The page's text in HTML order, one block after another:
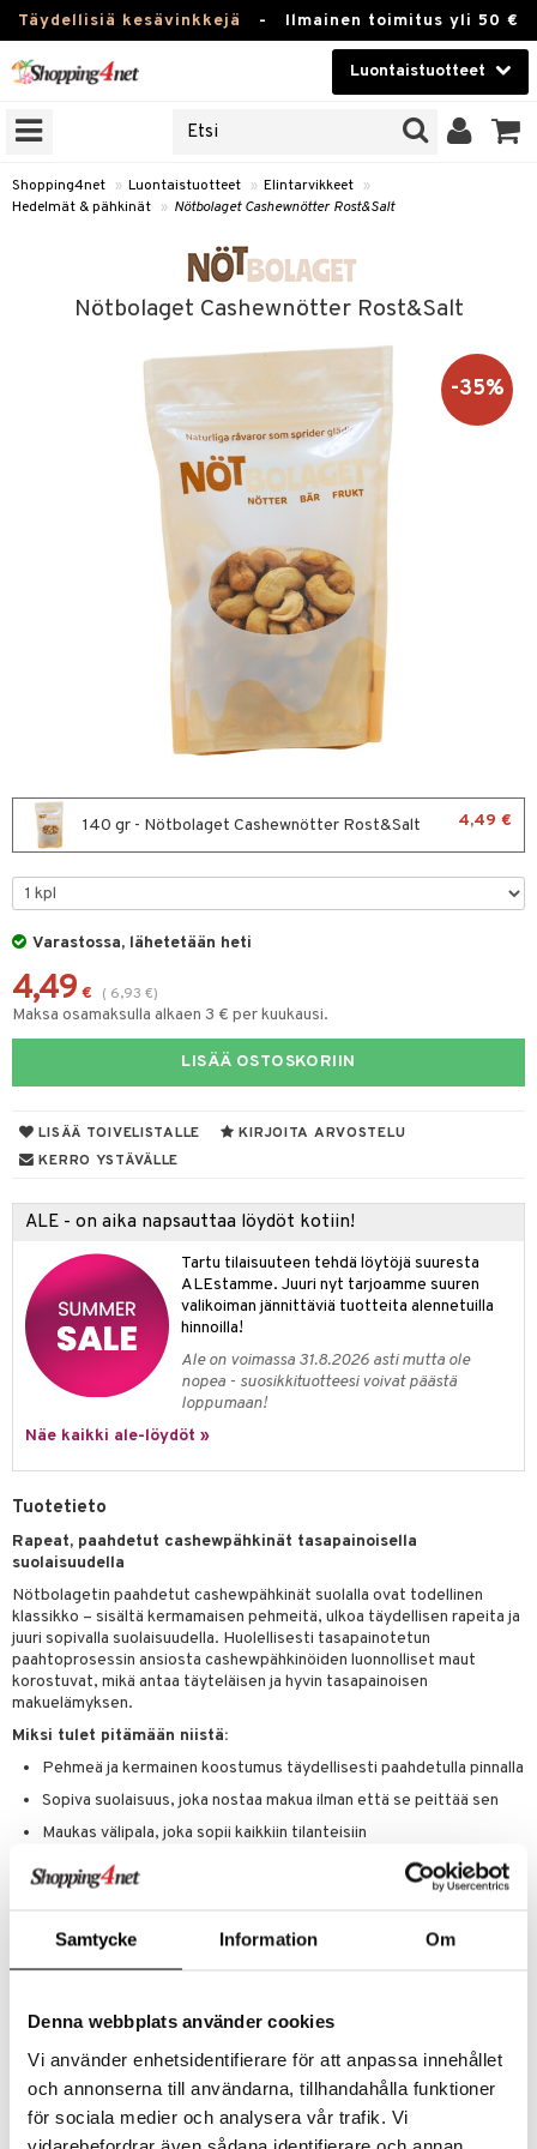
Samtycke Information Om
Denna webbplats använder cookies
Vi använder enhetsidentifierare för att anpassa innehållet
och annonserna till användarna, tillhandahålla funktioner
för sociala medier och analysera vår trafik. Vi
vidarebefordrar även sådana identifierare och annan
Täydellisiä kesävinkkejä - Ilmainen toimitus yli 50 €
Luontaistuotteet
Kauneudenhoito
Piilolinssit
Fitness
Lelut, Lapsi & Vauva
Shopping4net » Luontaistuotteet » Elintarvikkeet »
Hedelmät & pähkinät » Nötbolaget Cashewnötter Rost&Salt
Nötbolaget Cashewnötter Rost&Salt
-35%
140 gr - Nötbolaget Cashewnötter Rost&Salt 4,49 €
Varastossa, lähetetään heti
4,49 € ( 6,93 €)
Maksa osamaksulla alkaen 3 € per kuukausi.
LISÄÄ OSTOSKORIIN
LISÄÄ TOIVELISTALLE
KIRJOITA ARVOSTELU
KERRO YSTÄVÄLLE
ALE - on aika napsauttaa löydöt kotiin!
Tartu tilaisuuteen tehdä löytöjä suuresta
ALEstamme. Juuri nyt tarjoamme suuren
valikoiman jännittäviä tuotteita alennetuilla
hinnoilla!
Ale on voimassa 31.8.2026 asti mutta ole
nopea - suosikkituotteesi voivat päästä
loppumaan!
Näe kaikki ale-löydöt »
Tuotetieto
Rapeat, paahdetut cashewpähkinät tasapainoisella
suolaisuudella
Nötbolagetin paahdetut cashewpähkinät suolalla ovat todellinen
klassikko – sisältä kermamaisen pehmeitä, ulkoa täydellisen rapeita ja
juuri sopivalla suolaisuudella. Huolellisesti tasapainotetun
paahtoprosessin ansiosta cashewpähkinöiden luonnolliset maut
korostuvat, mikä antaa täyteläisen ja hyvin tasapainoisen
makuelämyksen.
Miksi tulet pitämään niistä:
Pehmeä ja kermainen koostumus täydellisesti paahdetulla pinnalla
Sopiva suolaisuus, joka nostaa makua ilman että se peittää sen
Maukas välipala, joka sopii kaikkiin tilanteisiin
Riippumatta siitä, syötkö niitä suoraan pussista, tarjoatko niitä
sosiaalisissa tilaisuuksissa tai yhdistätkö niitä muihin välipaloihin, tämä
Ainesosat
CASHEWPÄHKINÄ
ja suola. Voi sisältää jäämiä muista
GLUTEENISTA, SOIJASTA ja MAITOTUOTTEISTA
suojakaasuun.
Ravintoarvo per 100 g:
Energia: 2606 kJ / 628 kcal
Rasva: 48,7 g
& kynnet
tuotteet
hoito
jalat
hoito
tarvikkeet
hoito
öljyt
suihku & saippuat
kuorinta
& imetys
& PMS
lihakset
käytettävät
intoleranssi
alentavat
& vastauksia